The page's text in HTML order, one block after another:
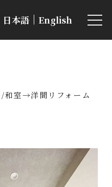
日本語 English
和室→洋間リフォーム